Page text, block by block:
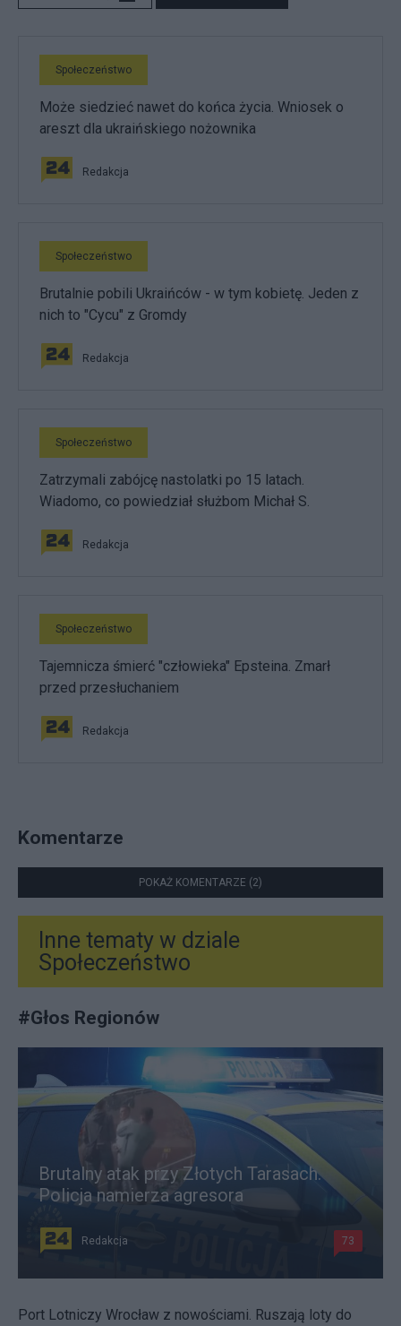
Społeczeństwo
Może siedzieć nawet do końca życia. Wniosek o
areszt dla ukraińskiego nożownika
Redakcja
Społeczeństwo
Brutalnie pobili Ukraińców - w tym kobietę. Jeden z
nich to "Cycu" z Gromdy
Redakcja
Społeczeństwo
Zatrzymali zabójcę nastolatki po 15 latach.
Wiadomo, co powiedział służbom Michał S.
Redakcja
Społeczeństwo
Tajemnicza śmierć "człowieka" Epsteina. Zmarł
przed przesłuchaniem
Redakcja
Komentarze
POKAŻ KOMENTARZE (2)
Inne tematy w dziale
Społeczeństwo
#Głos Regionów
Brutalny atak przy Złotych Tarasach.
Policja namierza agresora
Redakcja 73
Port Lotniczy Wrocław z nowościami. Ruszają loty do